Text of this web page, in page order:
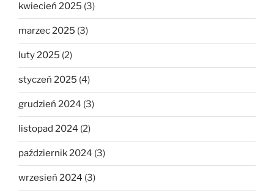
kwiecień 2025 (3)
marzec 2025 (3)
luty 2025 (2)
styczeń 2025 (4)
grudzień 2024 (3)
listopad 2024 (2)
październik 2024 (3)
wrzesień 2024 (3)